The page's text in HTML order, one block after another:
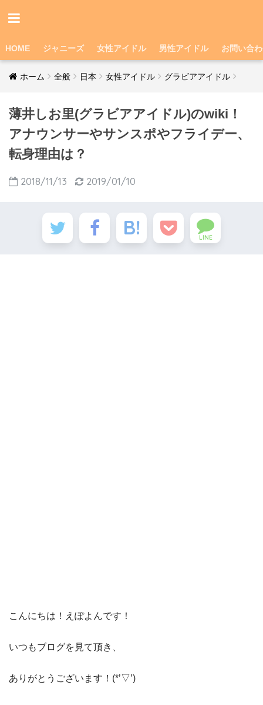
HOME ジャニーズ 女性アイドル 男性アイドル お問い合
ホーム 全般 日本 女性アイドル グラビアアイドル
薄井しお里(グラビアアイドル)のwiki！
アナウンサーやサンスポやフライデー、
転身理由は？
2018/11/13 2019/01/10
LINE
こんにちは！えぽよんです！
いつもブログを見て頂き、
ありがとうございます！(*’▽’)